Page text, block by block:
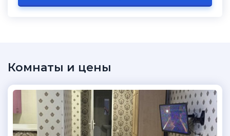
Комнаты и цены